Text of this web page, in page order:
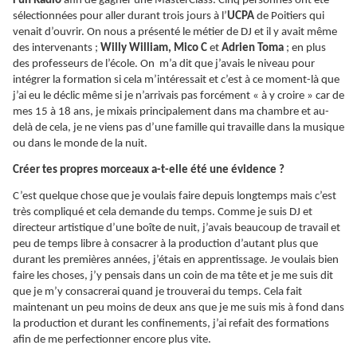
sélectionnées pour aller durant trois jours à l’UCPA de Poitiers qui
venait d’ouvrir. On nous a présenté le métier de DJ et il y avait même
des intervenants ; Willy William, Mico C et Adrien Toma ; en plus
des professeurs de l’école. On m’a dit que j’avais le niveau pour
intégrer la formation si cela m’intéressait et c’est à ce moment-là que
j’ai eu le déclic même si je n’arrivais pas forcément « à y croire » car de
mes 15 à 18 ans, je mixais principalement dans ma chambre et au-
delà de cela, je ne viens pas d’une famille qui travaille dans la musique
ou dans le monde de la nuit.
Créer tes propres morceaux a-t-elle été une évidence ?
C’est quelque chose que je voulais faire depuis longtemps mais c’est
très compliqué et cela demande du temps. Comme je suis DJ et
directeur artistique d’une boîte de nuit, j’avais beaucoup de travail et
peu de temps libre à consacrer à la production d’autant plus que
durant les premières années, j’étais en apprentissage. Je voulais bien
faire les choses, j’y pensais dans un coin de ma tête et je me suis dit
que je m’y consacrerai quand je trouverai du temps. Cela fait
maintenant un peu moins de deux ans que je me suis mis à fond dans
la production et durant les confinements, j’ai refait des formations
afin de me perfectionner encore plus vite.